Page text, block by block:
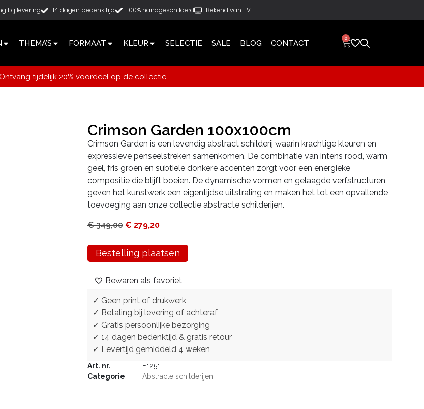
bij levering 14 dagen bedenk tijd 100% handgeschilderd Bekend van TV
THEMA’S FORMAAT KLEUR SELECTIE SALE BLOG CONTACT
0
Ontvang tijdelijk 20% voordeel op de collectie
Crimson Garden 100x100cm
Crimson Garden is een levendig abstract schilderij waarin krachtige kleuren en
expressieve penseelstreken samenkomen. De combinatie van intens rood, warm
geel, fris groen en subtiele donkere accenten zorgt voor een energieke
compositie die blijft boeien. De dynamische vormen en gelaagde verfstructuren
geven het kunstwerk een eigentijdse uitstraling en maken het tot een opvallende
toevoeging aan onze collectie abstracte schilderijen.
€349,00 € 279,20
Bestelling plaatsen
Bewaren als favoriet
✓ Geen print of drukwerk
✓ Betaling bij levering of achteraf
✓ Gratis persoonlijke bezorging
✓ 14 dagen bedenktijd & gratis retour
✓ Levertijd gemiddeld 4 weken
Art. nr.
F1251
Categorie
Abstracte schilderijen